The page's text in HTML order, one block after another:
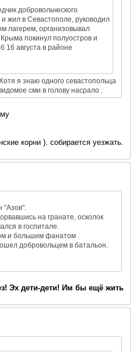
добровольческого
жил в Севастополе, руководил
лагерем, организовывал
покинул полуостров и
16 августа в районе
я знаю одного севастопольца
сми в голову насрало .
корни ). собирается уезжать.
"Азов".
на гранате, осколок
в госпитале.
и большим фанатом
добровольцем в батальон.
Эх дети-дети! Им бы ещё жить